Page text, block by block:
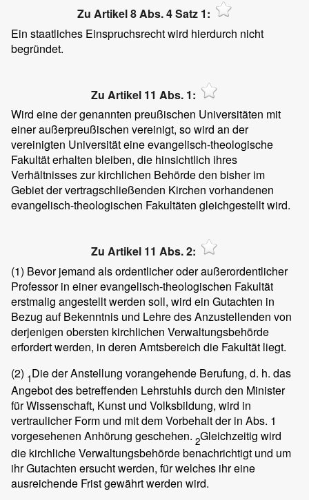
Zu Artikel 8 Abs. 4 Satz 1:
Ein staatliches Einspruchsrecht wird hierdurch nicht
begründet.
Zu Artikel 11 Abs. 1:
Wird eine der genannten preußischen Universitäten mit
einer außerpreußischen vereinigt, so wird an der
vereinigten Universität eine evangelisch-theologische
Fakultät erhalten bleiben, die hinsichtlich ihres
Verhältnisses zur kirchlichen Behörde den bisher im
Gebiet der vertragschließenden Kirchen vorhandenen
evangelisch-theologischen Fakultäten gleichgestellt wird.
Zu Artikel 11 Abs. 2:
(1) Bevor jemand als ordentlicher oder außerordentlicher
Professor in einer evangelisch-theologischen Fakultät
erstmalig angestellt werden soll, wird ein Gutachten in
Bezug auf Bekenntnis und Lehre des Anzustellenden von
derjenigen obersten kirchlichen Verwaltungsbehörde
erfordert werden, in deren Amtsbereich die Fakultät liegt.
(2) 1Die der Anstellung vorangehende Berufung, d. h. das
Angebot des betreffenden Lehrstuhls durch den Minister
für Wissenschaft, Kunst und Volksbildung, wird in
vertraulicher Form und mit dem Vorbehalt der in Abs. 1
vorgesehenen Anhörung geschehen. 2Gleichzeitig wird
die kirchliche Verwaltungsbehörde benachrichtigt und um
ihr Gutachten ersucht werden, für welches ihr eine
ausreichende Frist gewährt werden wird.